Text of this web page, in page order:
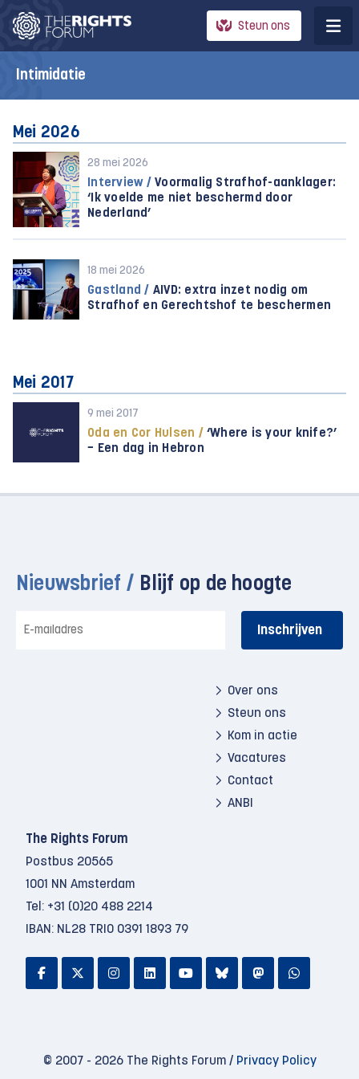
Steun ons
Intimidatie
Mei 2026
28 mei 2026
Interview / Voormalig Strafhof-aanklager:
‘Ik voelde me niet beschermd door
Nederland’
18 mei 2026
Gastland / AIVD: extra inzet nodig om
Strafhof en Gerechtshof te beschermen
Mei 2017
9 mei 2017
Oda en Cor Hulsen / ‘Where is your knife?’
− Een dag in Hebron
Nieuwsbrief / Blijf op de hoogte
mailadres
Over ons
Steun ons
Kom in actie
Vacatures
Contact
ANBI
The Rights Forum
Postbus 20565
1001 NN Amsterdam
Tel: +31 (0)20 488 2214
IBAN: NL28 TRIO 0391 1893 79
© 2007 - 2026 The Rights Forum / Privacy Policy